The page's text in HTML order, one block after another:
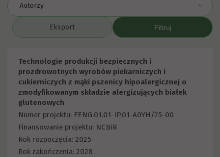
Autorzy
Eksport
Technologie produkcji bezpiecznych i
prozdrowotnych wyrobów piekarniczych i
cukierniczych z mąki pszenicy hipoalergicznej o
zmodyfikowanym składzie alergizujących białek
glutenowych
Numer projektu: FENG.01.01-IP.01-A0YH/25-00
Finansowanie projektu: NCBiR
Rok rozpoczęcia: 2025
Rok zakończenia: 2028